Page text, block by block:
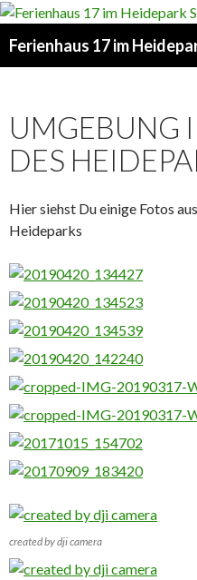
UMGEBUNG
DES
Hier siehst Du einige Fotos
Heideparks
created by dji camera